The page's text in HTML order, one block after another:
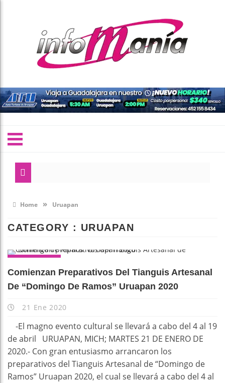
Home » Uruapan
CATEGORY : URUAPAN
Comienzan Preparativos Del Tianguis Artesanal
De “Domingo De Ramos” Uruapan 2020
21 Ene 2020
-El magno evento cultural se llevará a cabo del 4 al 19
de abril URUAPAN, MICH; MARTES 21 DE ENERO DE
2020.- Con gran entusiasmo arrancaron los
preparativos del Tianguis Artesanal de “Domingo de
Ramos” Uruapan 2020, el cual se llevará a cabo del 4 al